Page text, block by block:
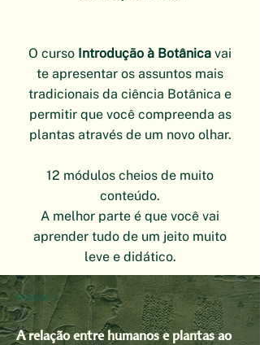
O curso Introdução à Botânica vai
te apresentar os assuntos mais
tradicionais da ciência Botânica e
permitir que você compreenda as
plantas através de um novo olhar.
12 módulos cheios de muito
conteúdo.
A melhor parte é que você vai
aprender tudo de um jeito muito
leve e didático.
Módulo 1
A relação entre humanos e plantas ao